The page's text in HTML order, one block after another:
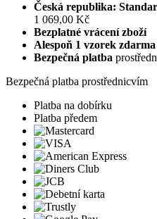
Česká republika:
1 069,00 Kč
Bezplatné vrácení zboží
Alespoň 1 vzorek zdarma
Bezpečná platba
Bezpečná platba prostřednicvím
Platba na dobírku
Platba předem